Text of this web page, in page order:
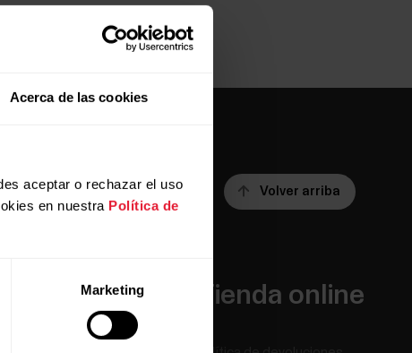
Acerca de las cookies
aceptar o rechazar el uso
en nuestra Política de
Marketing
Volver arriba
Apps y
servicios
Tienda online